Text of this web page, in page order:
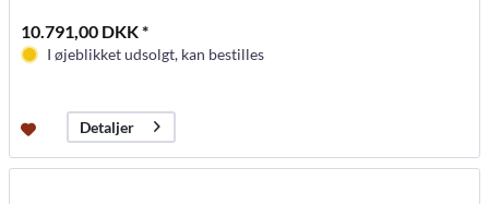
10.791,00 DKK *
I øjeblikket udsolgt, kan bestilles
Detaljer